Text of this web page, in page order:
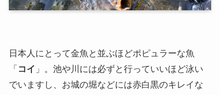
日本人にとって金魚と並ぶほどポピュラーな魚
「 コイ 」。池や川には必ずと行っていいほど泳い
でいますし、お城の堀などには赤白黒のキレイな